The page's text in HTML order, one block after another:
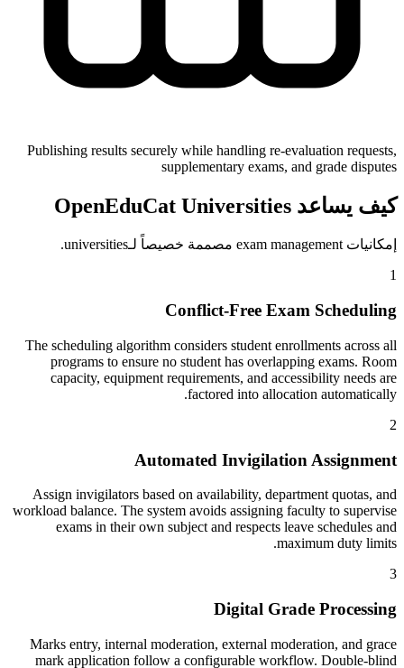
Publishing results securely while handling re-evaluation requests,
supplementary exams, and grade disputes
كيف يساعد OpenEduCat Universities
إمكانيات exam management مصممة خصيصاً لـuniversities.
1
Conflict-Free Exam Scheduling
The scheduling algorithm considers student enrollments across all
programs to ensure no student has overlapping exams. Room
capacity, equipment requirements, and accessibility needs are
factored into allocation automatically.
2
Automated Invigilation Assignment
Assign invigilators based on availability, department quotas, and
workload balance. The system avoids assigning faculty to supervise
exams in their own subject and respects leave schedules and
maximum duty limits.
3
Digital Grade Processing
Marks entry, internal moderation, external moderation, and grace
mark application follow a configurable workflow. Double-blind